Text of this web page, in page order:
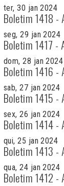
ter, 30 jan 2024
Boletim 1418 -
seg, 29 jan 2024
Boletim 1417 -
dom, 28 jan 2024
Boletim 1416 -
sab, 27 jan 2024
Boletim 1415 -
sex, 26 jan 2024
Boletim 1414 -
qui, 25 jan 2024
Boletim 1413 -
qua, 24 jan 2024
Boletim 1412 -